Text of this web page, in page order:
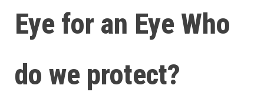
Eye for an Eye Who
do we protect?